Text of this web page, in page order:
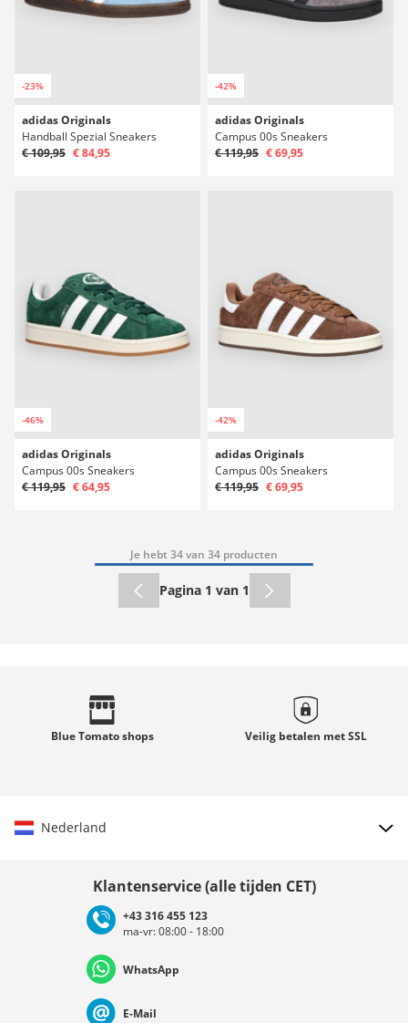
-23%
adidas Originals
Handball Spezial Sneakers
€ 109,95 € 84,95
-42%
adidas Originals
Campus 00s Sneakers
€ 119,95 € 69,95
-46%
adidas Originals
Campus 00s Sneakers
€ 119,95 € 64,95
-42%
adidas Originals
Campus 00s Sneakers
€ 119,95 € 69,95
Je hebt 34 van 34 producten
Pagina 1 van 1
Blue Tomatoshops Veilig betalen metSSL
Nederland
Deutschland Österreich
Klantenservice (alle tijden CET)
+43 316 455 123
ma-vr: 08:00 - 18:00
WhatsApp
E-Mail